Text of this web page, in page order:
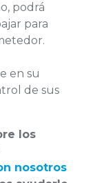
podrá
para
en su
de sus
los
nosotros